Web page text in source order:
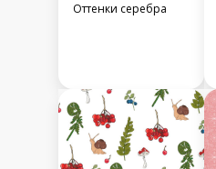
Оттенки серебра